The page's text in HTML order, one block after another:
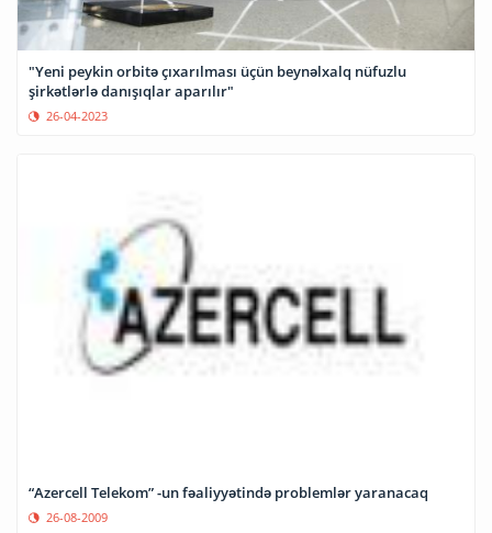
"Yeni peykin orbitə çıxarılması üçün beynəlxalq nüfuzlu
şirkətlərlə danışıqlar aparılır"
26-04-2023
“Azercell Telekom” -un fəaliyyətində problemlər yaranacaq
26-08-2009